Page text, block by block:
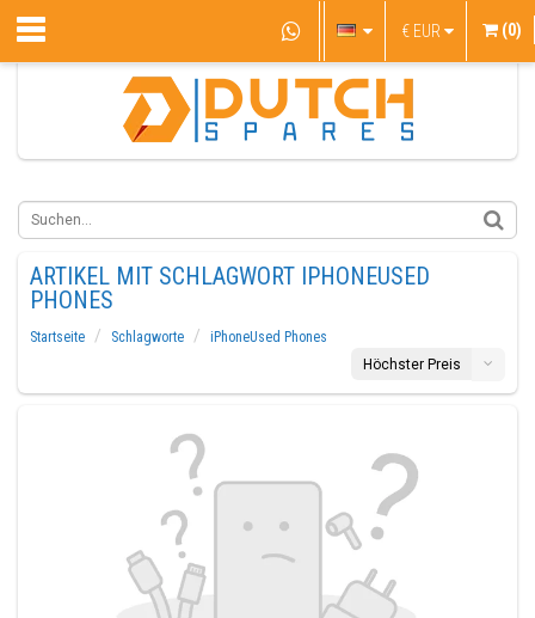
€ EUR (0)
ARTIKEL MIT SCHLAGWORT IPHONEUSED
PHONES
Startseite Schlagworte
iPhoneUsed Phones
Höchster Preis